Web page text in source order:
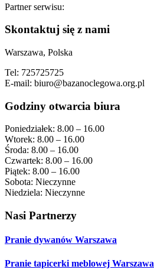
Partner serwisu:
Footer
Skontaktuj się z nami
Warszawa, Polska
Tel: 725725725
E-mail: biuro@bazanoclegowa.org.pl
Godziny otwarcia biura
Poniedziałek: 8.00 – 16.00
Wtorek: 8.00 – 16.00
Środa: 8.00 – 16.00
Czwartek: 8.00 – 16.00
Piątek: 8.00 – 16.00
Sobota: Nieczynne
Niedziela: Nieczynne
Nasi Partnerzy
Pranie dywanów Warszawa
Pranie tapicerki meblowej Warszawa